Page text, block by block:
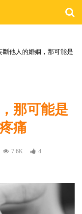
斷他人的婚姻，那可能是
那可能是
痛
7.6K 4